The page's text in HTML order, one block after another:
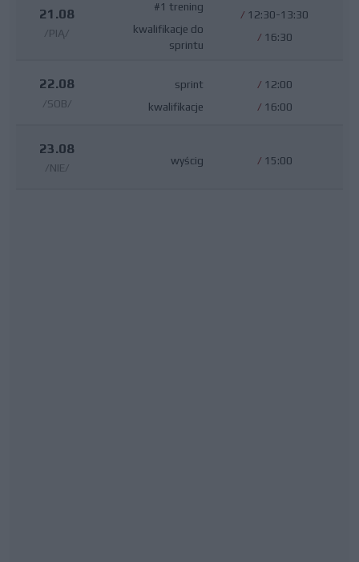
21.08
/PIĄ/
#1 trening
kwalifikacje do
sprintu
/ 12:30-13:30
/ 16:30
22.08
/SOB/
sprint
kwalifikacje
/ 12:00
/ 16:00
23.08
/NIE/
wyścig / 15:00